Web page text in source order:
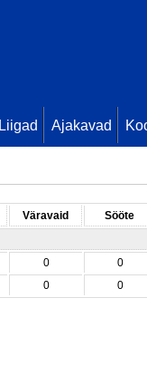
Liigad Ajakavad
Väravaid
Sööte
0
0
0 0